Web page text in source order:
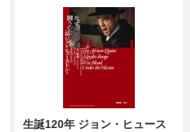
生誕120年 ジョン・ヒュース